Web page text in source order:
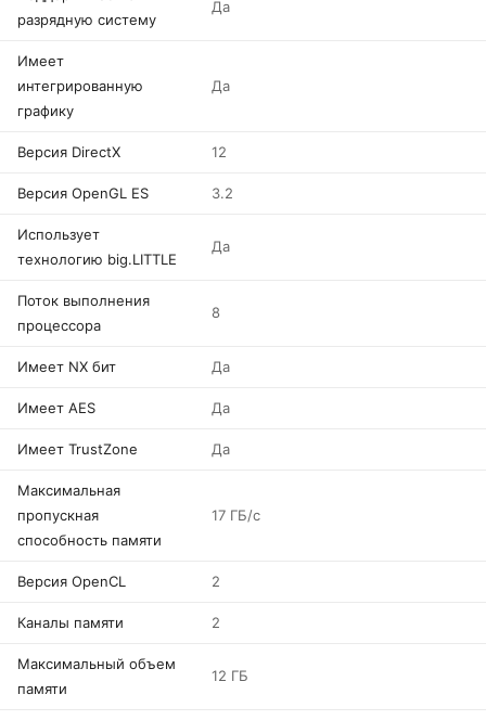
разрядную систему
Да
Имеет
интегрированную
графику
Да
Версия DirectX 12
Версия OpenGL ES 3.2
Использует
технологию big.LITTLE
Да
Поток выполнения
процессора
8
Имеет NX бит Да
Имеет AES Да
Имеет TrustZone Да
Максимальная
пропускная
способность памяти
17 ГБ/с
Версия OpenCL 2
Каналы памяти 2
Максимальный объем
памяти
12 ГБ